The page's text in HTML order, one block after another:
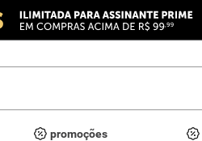
promoções